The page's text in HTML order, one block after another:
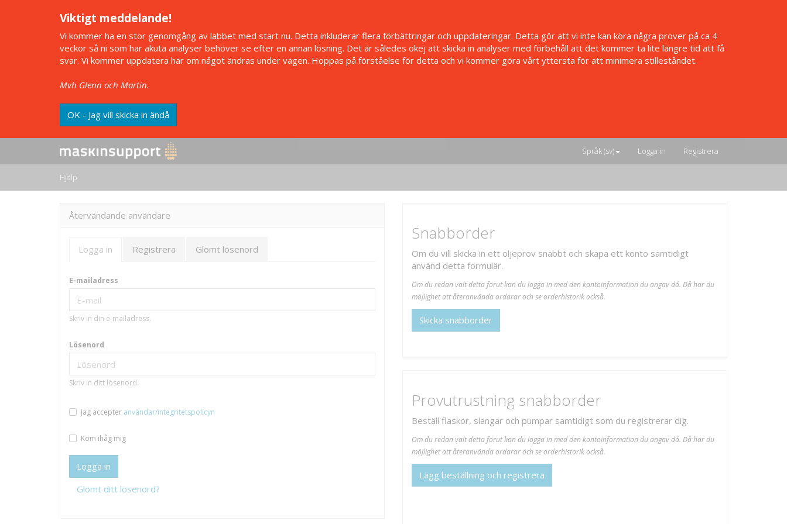
Viktigt meddelande!
Vi kommer ha en stor genomgång av labbet med start nu. Detta inkluderar flera förbättringar och uppdateringar. Detta gör att vi inte kan köra några prover på ca 4
veckor så ni som har akuta analyser behöver se efter en annan lösning. Det är således okej att skicka in analyser med förbehåll att det kommer ta lite längre tid att få
svar. Vi kommer uppdatera här om något ändras under vägen. Hoppas på förståelse för detta och vi kommer göra vårt yttersta för att minimera stilleståndet.
Mvh Glenn och Martin.
OK - Jag vill skicka in ändå
Logga in Registrera
Språk (sv)
Hjälp
Återvändande användare
Logga in Registrera Glömt lösenord
E-mailadress
Skriv in din e-mailadress.
Lösenord
Skriv in ditt lösenord.
Jag accepter användar/integritetspolicyn
Kom ihåg mig
Logga in
Glömt ditt lösenord?
Snabborder
Om du vill skicka in ett oljeprov snabbt och skapa ett konto samtidigt
använd detta formulär.
Om du redan valt detta förut kan du logga in med den kontoinformation du angav då. Då har du
möjlighet att återanvända ordarar och se orderhistorik också.
Skicka snabborder
Provutrustning snabborder
Beställ flaskor, slangar och pumpar samtidigt som du registrerar dig.
Om du redan valt detta förut kan du logga in med den kontoinformation du angav då. Då har du
möjlighet att återanvända ordarar och se orderhistorik också.
Lägg beställning och registrera